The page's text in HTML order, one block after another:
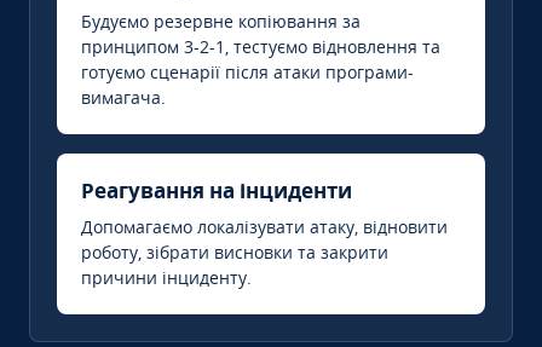
Будуємо резервне копіювання за
принципом 3-2-1, тестуємо відновлення та
готуємо сценарії після атаки програми-
вимагача.
Реагування на інциденти
Допомагаємо локалізувати атаку, відновити
роботу, зібрати висновки та закрити
причини інциденту.